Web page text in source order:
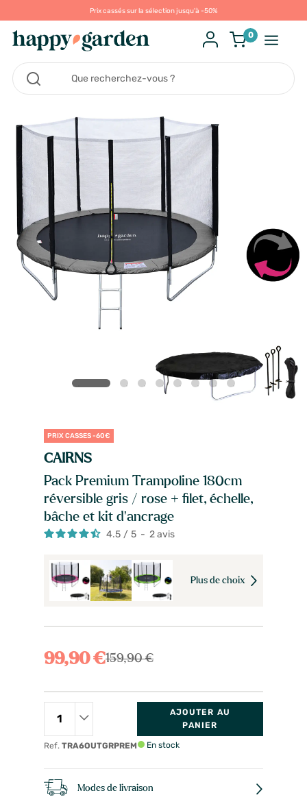
Prix cassés sur la sélection jusqu'à -50%
0
PRIX CASSES -60€
CAIRNS
Pack Premium Trampoline 180cm
réversible gris / rose + filet, échelle,
bâche et kit d'ancrage
4.5 / 5 - 2avis
Plus de choix
99,90 €159,90 €
Ref. TRA6OUTGRPREM
AJOUTER AU
PANIER
En stock
Modes de livraison